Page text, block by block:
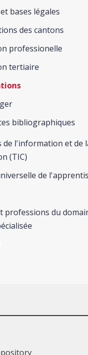
bases légales
des cantons
professionelle
tertiaire
bibliographiques
de l'information et de
(TIC)
de
professions du